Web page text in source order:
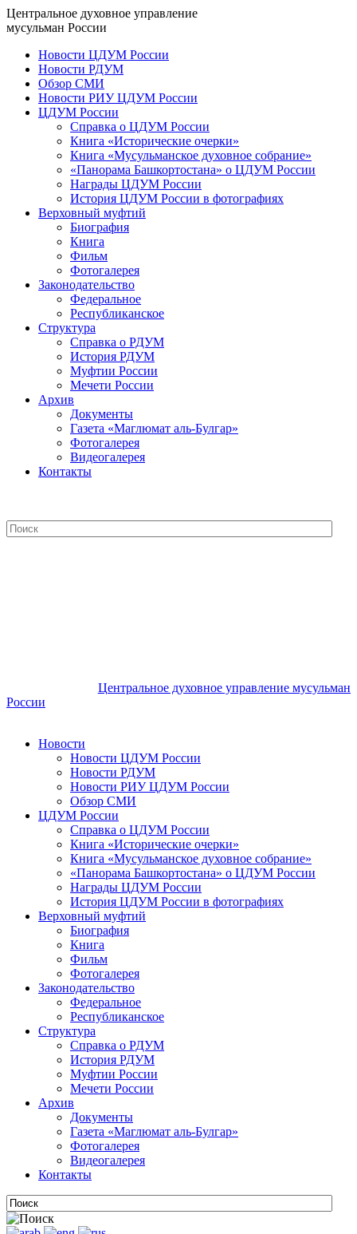
Центральное духовное управление
мусульман России
Новости ЦДУМ России
Новости РДУМ
Обзор СМИ
Новости РИУ ЦДУМ России
ЦДУМ России
Справка о ЦДУМ России
Книга «Исторические очерки»
Книга «Мусульманское духовное собрание»
«Панорама Башкортостана» о ЦДУМ России
Награды ЦДУМ России
История ЦДУМ России в фотографиях
Верховный муфтий
Биография
Книга
Фильм
Фотогалерея
Законодательство
Федеральное
Республиканское
Структура
Справка о РДУМ
История РДУМ
Муфтии России
Мечети России
Архив
Документы
Газета «Маглюмат аль-Булгар»
Фотогалерея
Видеогалерея
Контакты
Центральное духовное управление мусульман
России
Новости
Новости ЦДУМ России
Новости РДУМ
Новости РИУ ЦДУМ России
Обзор СМИ
ЦДУМ России
Справка о ЦДУМ России
Книга «Исторические очерки»
Книга «Мусульманское духовное собрание»
«Панорама Башкортостана» о ЦДУМ России
Награды ЦДУМ России
История ЦДУМ России в фотографиях
Верховный муфтий
Биография
Книга
Фильм
Фотогалерея
Законодательство
Федеральное
Республиканское
Структура
Справка о РДУМ
История РДУМ
Муфтии России
Мечети России
Архив
Документы
Газета «Маглюмат аль-Булгар»
Фотогалерея
Видеогалерея
Контакты